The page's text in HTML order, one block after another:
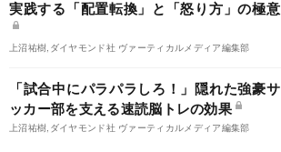
実践する「配置転換」と「怒り方」の極意
上沼祐樹,ダイヤモンド社 ヴァーティカルメディア編集部
「試合中にパラパラしろ！」隠れた強豪サ
ッカー部を支える速読脳トレの効果
上沼祐樹,ダイヤモンド社 ヴァーティカルメディア編集部